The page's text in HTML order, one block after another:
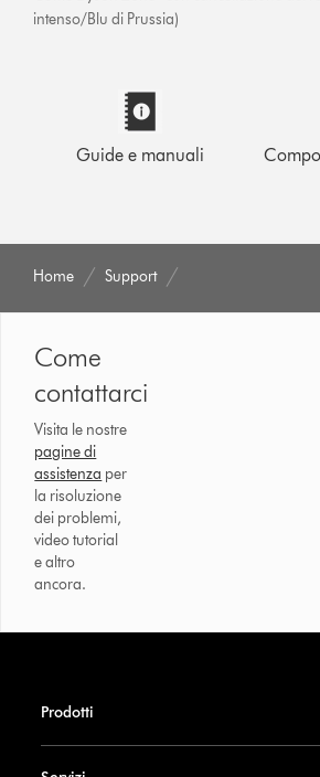
intenso/Blu di Prussia)
Guide e manuali
Home Support
Come
contattarci
Visita le nostre
pagine di
assistenza per
la risoluzione
dei problemi,
video tutorial
e altro
ancora.
Prodotti